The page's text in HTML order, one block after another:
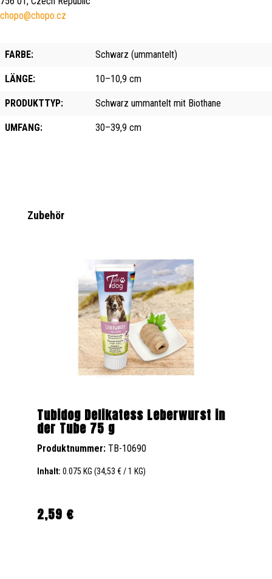
chopo@chopo.cz
FARBE: Schwarz (ummantelt)
LÄNGE: 10–10,9 cm
PRODUKTTYP: Schwarz ummantelt mit Biothane
UMFANG: 30–39,9 cm
Produktgalerie überspringen
Zubehör
Tubidog Delikatess Leberwurst in
der Tube 75 g
Produktnummer: TB-10690
Inhalt: 0.075 KG (34,53 € / 1 KG)
Regulärer Preis:
2,59 €